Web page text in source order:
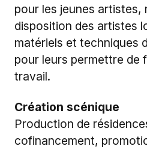
pour les jeunes artistes,
disposition des artistes
matériels et techniques
pour leurs permettre de
travail.
Création scénique
Production de
cofinancement,